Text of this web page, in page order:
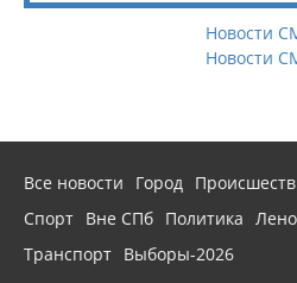
Новости
Новости
Все новости Город
Спорт Вне СПб Политика
Транспорт Выборы-2026